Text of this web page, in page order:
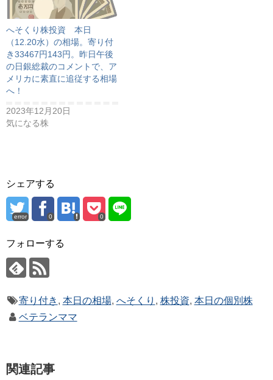
へそくり株投資 本日
（12.20水）の相場。寄り付
き33467円143円。昨日午後
の日銀総裁のコメントで、ア
メリカに素直に追従する相場
へ！
2023年12月20日
気になる株
シェアする
error 0 0
フォローする
寄り付き , 本日の相場, へそくり , 株投資, 本日の個別株
ベテランママ
関連記事